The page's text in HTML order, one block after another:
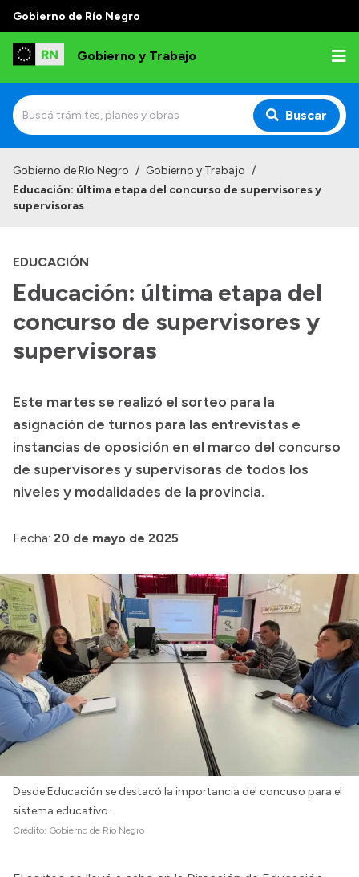
Gobierno de Río Negro
Gobierno y Trabajo
Buscar
Institucional
Autoridades, Áreas y Organismos
Delegaciones
Normativa
Presupuesto
Boletín Oficial
Compras y licitaciones
Consulta de expedientes
Convocatorias
Intranet
Login
Gobierno de Río Negro / Gobierno y Trabajo /
Educación: última etapa del concurso de supervisores y
supervisoras
EDUCACIÓN
Educación: última etapa del
concurso de supervisores y
supervisoras
Este martes se realizó el sorteo para la
asignación de turnos para las entrevistas e
instancias de oposición en el marco del concurso
de supervisores y supervisoras de todos los
niveles y modalidades de la provincia.
Fecha: 20 de mayo de 2025
Desde Educación se destacó la importancia del concuso para el
sistema educativo.
Crédito: Gobierno de Río Negro